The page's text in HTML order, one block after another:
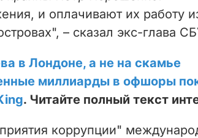
и оплачивают их работу
– сказал экс-глава
в Лондоне, а не на скамье
миллиарды в офшоры
. Читайте полный текст
коррупции"